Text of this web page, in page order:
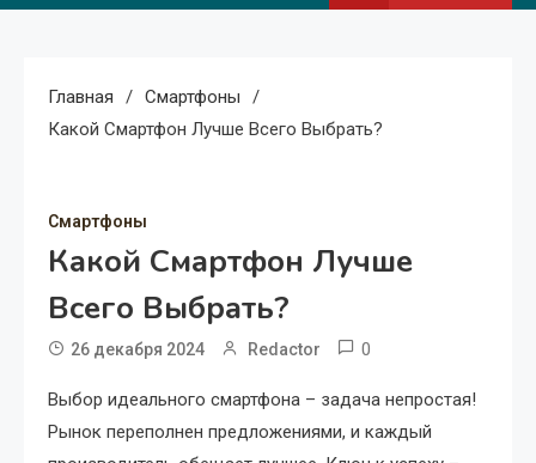
Главная
Смартфоны
Какой Смартфон Лучше Всего Выбрать?
Смартфоны
Какой Смартфон Лучше
Всего Выбрать?
26 декабря 2024 Redactor 0
Выбор идеального смартфона – задача непростая!
Рынок переполнен предложениями, и каждый